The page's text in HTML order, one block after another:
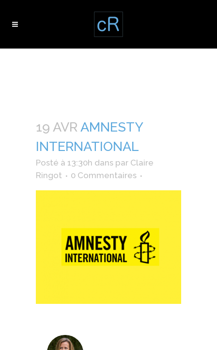
19 AVR AMNESTY
INTERNATIONAL
Posté à 13:30h dans par Claire
Ringot
0 Commentaires